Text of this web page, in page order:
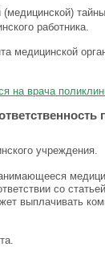
работника.
медицинской
на врача
учреждения.
со
выплачивать